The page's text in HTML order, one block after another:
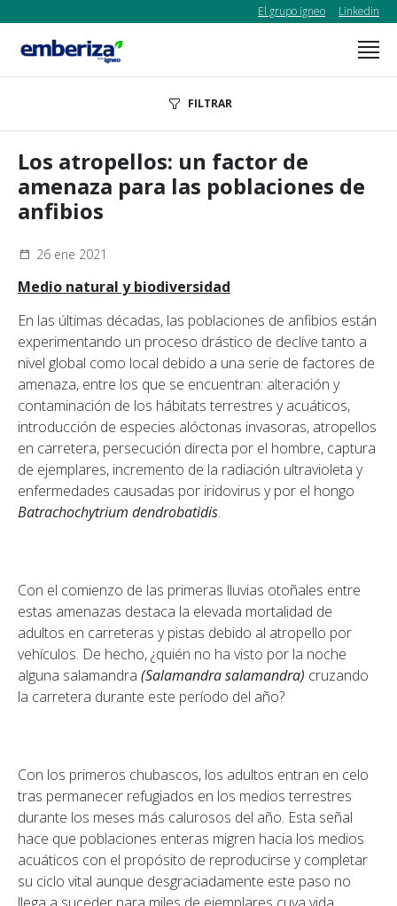
El grupo igneo Linkedin
FILTRAR
Los atropellos: un factor de
amenaza para las poblaciones de
anfibios
26 ene 2021
Medio natural y biodiversidad
En las últimas décadas, las poblaciones de anfibios están
experimentando un proceso drástico de declive tanto a
nivel global como local debido a una serie de factores de
amenaza, entre los que se encuentran: alteración y
contaminación de los hábitats terrestres y acuáticos,
introducción de especies alóctonas invasoras, atropellos
en carretera, persecución directa por el hombre, captura
de ejemplares, incremento de la radiación ultravioleta y
enfermedades causadas por iridovirus y por el hongo
Batrachochytrium dendrobatidis.
Con el comienzo de las primeras lluvias otoñales entre
estas amenazas destaca la elevada mortalidad de
adultos en carreteras y pistas debido al atropello por
vehículos. De hecho, ¿quién no ha visto por la noche
alguna salamandra (Salamandra salamandra) cruzando
la carretera durante este período del año?
Con los primeros chubascos, los adultos entran en celo
tras permanecer refugiados en los medios terrestres
durante los meses más calurosos del año. Esta señal
hace que poblaciones enteras migren hacia los medios
acuáticos con el propósito de reproducirse y completar
su ciclo vital aunque desgraciadamente este paso no